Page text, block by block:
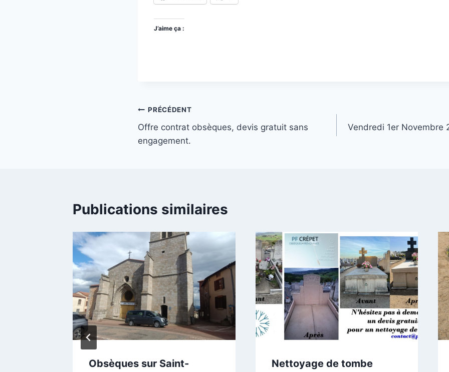
J’aime ça :
Navigation
de
PRÉCÉDENT
Offre contrat obsèques, devis gratuit sans
engagement.
Vendredi 1er
Publications similaires
Obsèques sur Saint-
Nettoyage de tombe